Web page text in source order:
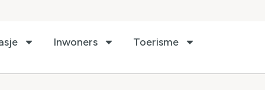
Inwoners Toerisme